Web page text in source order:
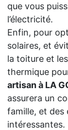
que vous
l’électricité.
Enfin, pour
solaires, et
la toiture et
thermique
artisan à LA
assurera un
famille, et des
intéressantes.